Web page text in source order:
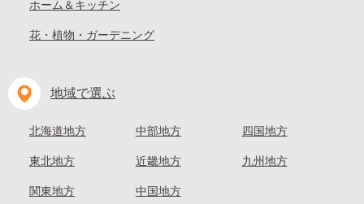
ホーム＆キッチン
花・植物・ガーデニング
地域で選ぶ
北海道地方
東北地方
関東地方
中部地方
近畿地方
中国地方
四国地方
九州地方